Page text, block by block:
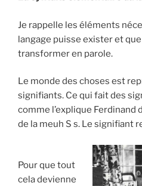
Je rappelle les éléments
langage puisse exister et
transformer en parole.
Le monde des choses est
signifiants. Ce qui fait des
comme l’explique Ferdinand
de la meuh S s. Le signifiant
Pour que tout
cela devienne